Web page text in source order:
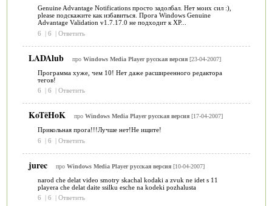
Genuine Advantage Notifications просто задолбал. Нет моих сил :),
please подскажите как избавиться. Прога Windows Genuine
Advantage Validation v1.7.17.0 не подходит к ХР...
6
| 6 | Ответить
LADAlub про Windows Media Player русская версия[23-04-2007]
Программа хуже, чем 10! Нет даже расширеенного редактора
тегов!
6
| 6 | Ответить
KoTёHoK про Windows Media Player русская версия[17-04-2007]
Прикольная прога!!!Лучше нет!Не ищите!
6
| 6 | Ответить
jurec про Windows Media Player русская версия[10-04-2007]
narod che delat video smotry skachal kodaki a zvuk ne idet s 11
playera che delat daite ssilku esche na kodeki pozhalusta
6
| 6 | Ответить